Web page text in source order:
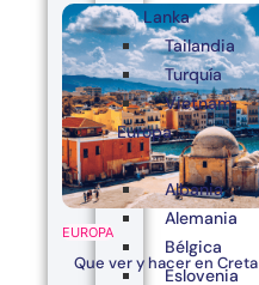
EUROPA
Que ver y hacer en Creta
Lanka
Tailandia
Turquía
Vietnam
Europa
Albania
Alemania
Bélgica
Eslovenia